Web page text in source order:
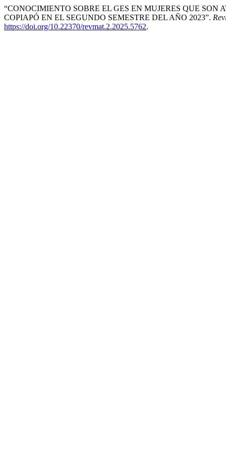
“CONOCIMIENTO SOBRE EL GES EN MUJERES QUE
COPIAPÓ EN EL SEGUNDO SEMESTRE DEL AÑO 2023”.
https://doi.org/10.22370/revmat.2.2025.5762.